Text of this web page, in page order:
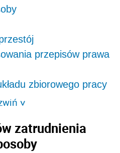
przepisów prawa
zbiorowego pracy
>
zatrudnienia